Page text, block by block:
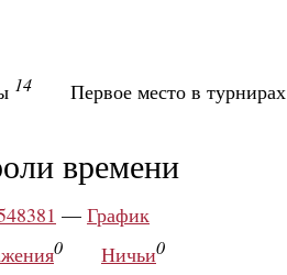
14 Первое место в турнирах
времени
— График
0 Ничьи0